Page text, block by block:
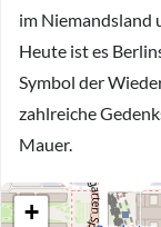
im Niemandsland
Heute ist es
Symbol der
zahlreiche
Mauer.